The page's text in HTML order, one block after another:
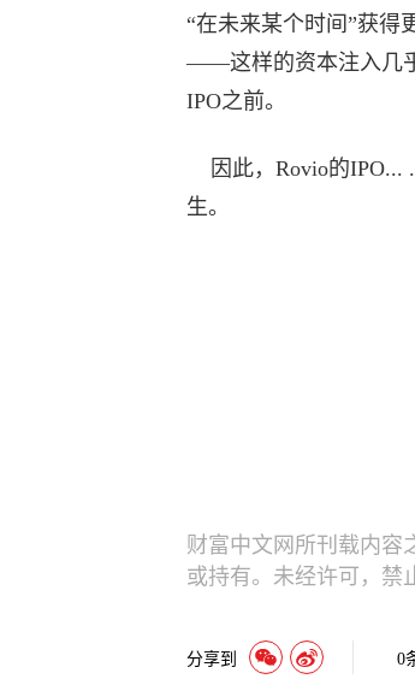
“在未来某个时间”获得
——这样的资本注入几
IPO之前。
因此，Rovio的IPO...
生。
财富中文网所刊载内容
或持有。未经许可，禁
分享到 0